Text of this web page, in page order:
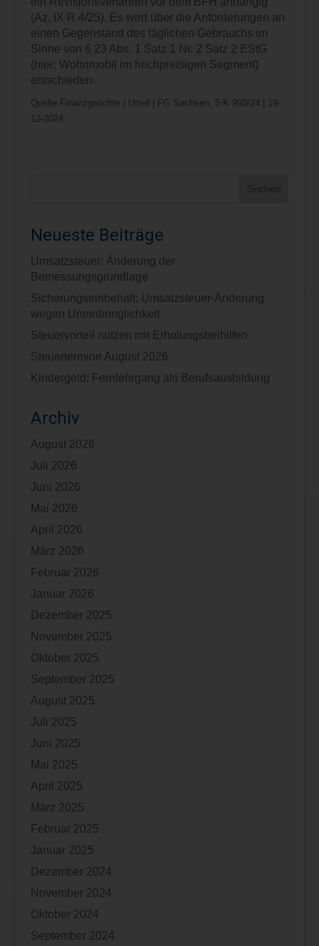
(Az. IX R 4/25). Es wird über die Anforderungen an
einen Gegenstand des täglichen Gebrauchs im
Sinne von § 23 Abs. 1 Satz 1 Nr. 2 Satz 2 EStG
(hier: Wohnmobil im hochpreisigen Segment)
entschieden.
Quelle:Finanzgerichte | Urteil | FG Sachsen, 5 K 960/24 | 19-
12-2024
Neueste Beiträge
Umsatzsteuer: Änderung der
Bemessungsgrundlage
Sicherungseinbehalt: Umsatzsteuer-Änderung
wegen Uneinbringlichkeit
Steuervorteil nutzen mit Erholungsbeihilfen
Steuertermine August 2026
Kindergeld: Fernlehrgang als Berufsausbildung
Archiv
August 2026
Juli 2026
Juni 2026
Mai 2026
April 2026
März 2026
Februar 2026
Januar 2026
Dezember 2025
November 2025
Oktober 2025
September 2025
August 2025
Juli 2025
Juni 2025
Mai 2025
April 2025
März 2025
Februar 2025
Januar 2025
Dezember 2024
November 2024
Oktober 2024
September 2024